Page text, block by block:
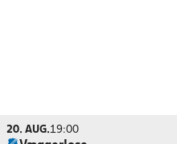
20. AUG.19:00